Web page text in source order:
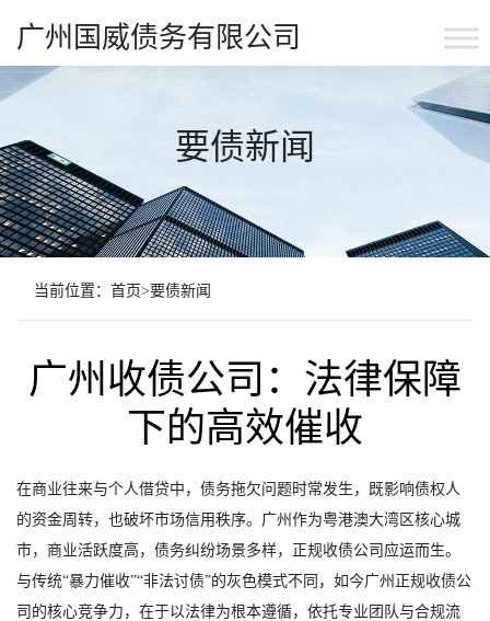
广州国威债务有限公司
要债新闻
当前位置： 首页>要债新闻
广州收债公司：法律保障
下的高效催收
在商业往来与个人借贷中，债务拖欠问题时常发生，既影响债权人
的资金周转，也破坏市场信用秩序。广州作为粤港澳大湾区核心城
市，商业活跃度高，债务纠纷场景多样，正规收债公司应运而生。
与传统“暴力催收”“非法讨债”的灰色模式不同，如今广州正规收债公
司的核心竞争力，在于以法律为根本遵循，依托专业团队与合规流